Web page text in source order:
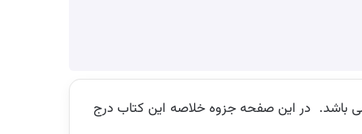
دقایقی با قرآن از منابع عمومی اعلامی جهاد دانشگاهی برای آزمون استخدامی آموزش و پرورش در سال 1404 می باشد. در این صفحه جزوه خلاصه این کتاب درج